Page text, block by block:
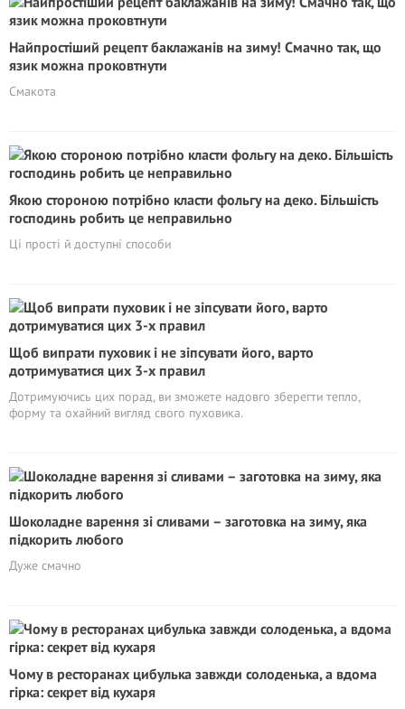
Найпростіший рецепт баклажанів на зиму! Смачно так, що
язик можна проковтнути
Смакота
Якою стороною потрібно класти фольгу на деко. Більшість
господинь робить це неправильно
Ці прості й доступні способи
Щоб випрати пуховик і не зіпсувати його, варто
дотримуватися цих 3-х правил
Дотримуючись цих порад, ви зможете надовго зберегти тепло,
форму та охайний вигляд свого пуховика.
Шоколадне варення зі сливами – заготовка на зиму, яка
підкорить любого
Дуже смачно
Чому в ресторанах цибулька завжди солоденька, а вдома
гірка: секрет від кухаря